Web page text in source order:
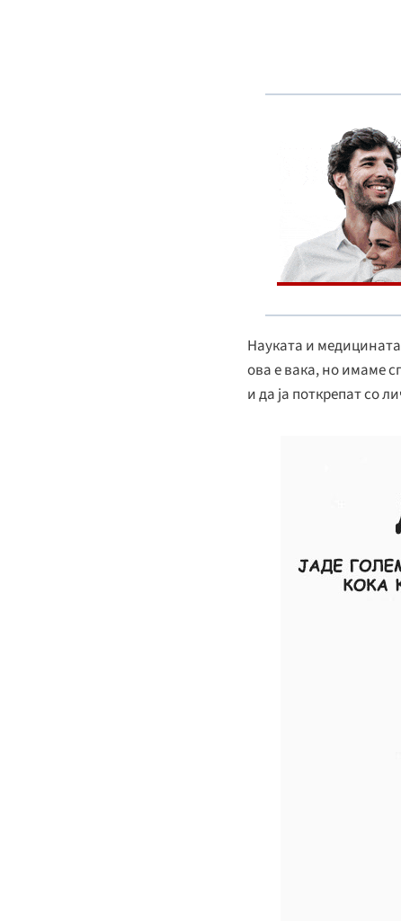
Науката и
ова е вака, но имаме
и да ја поткрепат со